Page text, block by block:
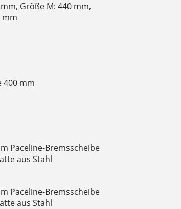
mm, Größe M: 440 mm,
mm
400 mm
Paceline-Bremsscheibe
aus Stahl
Paceline-Bremsscheibe
aus Stahl